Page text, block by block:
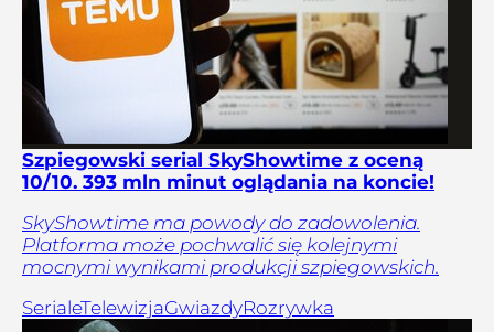
Szpiegowski serial SkyShowtime z oceną
10/10. 393 mln minut oglądania na koncie!
SkyShowtime ma powody do zadowolenia.
Platforma może pochwalić się kolejnymi
mocnymi wynikami produkcji szpiegowskich.
SerialeTelewizjaGwiazdyRozrywka